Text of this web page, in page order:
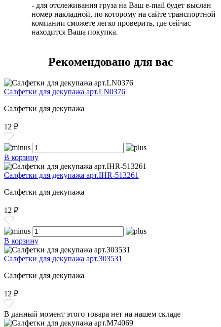
- для отслеживания груза на Ваш e-mail будет выслан
номер накладной, по которому на сайте транспортной
компании сможете легко проверить, где сейчас
находится Ваша покупка.
Рекомендовано для вас
Салфетки для декупажа арт.LN0376
Салфетки для декупажа
12 ₽
В корзину
Салфетки для декупажа арт.IHR-513261
Салфетки для декупажа
12 ₽
В корзину
Салфетки для декупажа арт.303531
Салфетки для декупажа
12 ₽
В данный момент этого товара нет на нашем складе